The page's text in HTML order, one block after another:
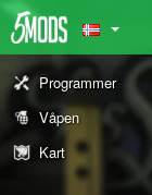
Programmer
Våpen
Kart